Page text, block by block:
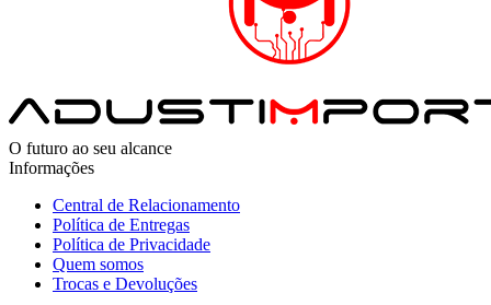
O futuro ao seu alcance
Informações
Central de Relacionamento
Política de Entregas
Política de Privacidade
Quem somos
Trocas e Devoluções